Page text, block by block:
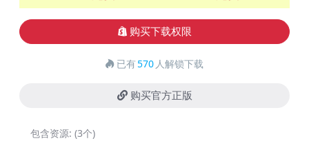
购买下载权限
已有570 人解锁下载
购买官方正版
包含资源: (3个)